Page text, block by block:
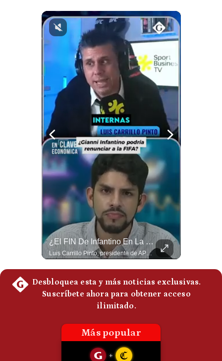
G de Gestión
Notas Contratadas
Fotogalerías
Condiciones
De
Privacidad
Politica
¿El FIN De Infantino En La FIFA? El Grave Pronóstico Sobre Su Renuncia | #EnClaveEconómica
Luis Carrillo Pinto, presidente de APEMD pronostica meses muy difíciles para Infantino y sostiene que una mayor presión de la UEFA, junto con nuevas investigaciones periodísticas, podría llevarlo a dimitir. También menciona renuncias internas y acusaciones de que el proyecto fue impulsado por una sola persona. #GianniInfantino #FIFA #UEFA #LuisCarrilloPinto #APEMD #Futbol #NoticiasDeportivas #Mundial #Shorts 👉 Suscríbete y activa la campana para no perderte nuestro análisis diario. 🌎 Síguenos en nuestras redes sociales: 📌 Web oficial: https://gestion.pe/mundo/ 📌 LinkedIn: http://bit.ly/3HYIET0 📌 X (Twitter): http://bit.ly/4noZtX9 📌 TikTok: http://bit.ly/4evB6TO